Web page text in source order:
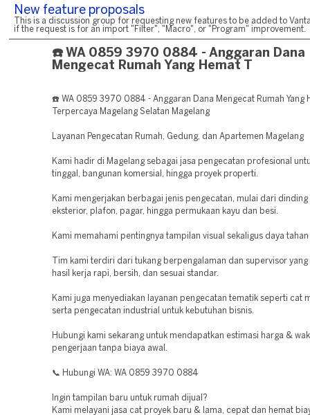
New feature proposals
This is a discussion group for requesting new features to be added to
if the request is for an import "Filter", "Macro", or "Program" improvement.
☎️ WA 0859 3970 0884 - Anggaran Dana
Mengecat Rumah Yang Hemat T
☎️ WA 0859 3970 0884 - Anggaran Dana Mengecat Rumah Yang
Terpercaya Magelang Selatan Magelang
Layanan Pengecatan Rumah, Gedung, dan Apartemen Magelang
Kami hadir di Magelang sebagai jasa pengecatan profesional
tinggal, bangunan komersial, hingga proyek properti.
Kami mengerjakan berbagai jenis pengecatan, mulai dari dinding
eksterior, plafon, pagar, hingga permukaan kayu dan besi.
Kami memahami pentingnya tampilan visual sekaligus daya tahan
Tim kami terdiri dari tukang berpengalaman dan supervisor yang
hasil kerja rapi, bersih, dan sesuai standar.
Kami juga menyediakan layanan pengecatan tematik seperti cat
serta pengecatan industrial untuk kebutuhan bisnis.
Hubungi kami sekarang untuk mendapatkan estimasi harga &
pengerjaan tanpa biaya awal.
📞 Hubungi WA: WA 0859 3970 0884
Ingin tampilan baru untuk rumah dijual?
Kami melayani jasa cat proyek baru & lama, cepat dan hemat